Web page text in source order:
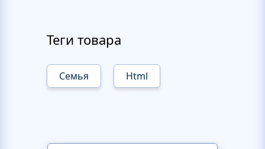
Теги товара
Семья Html